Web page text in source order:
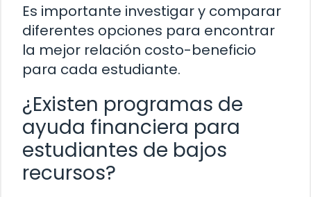
Es importante investigar y comparar
diferentes opciones para encontrar
la mejor relación costo-beneficio
para cada estudiante.
¿Existen programas de
ayuda financiera para
estudiantes de bajos
recursos?